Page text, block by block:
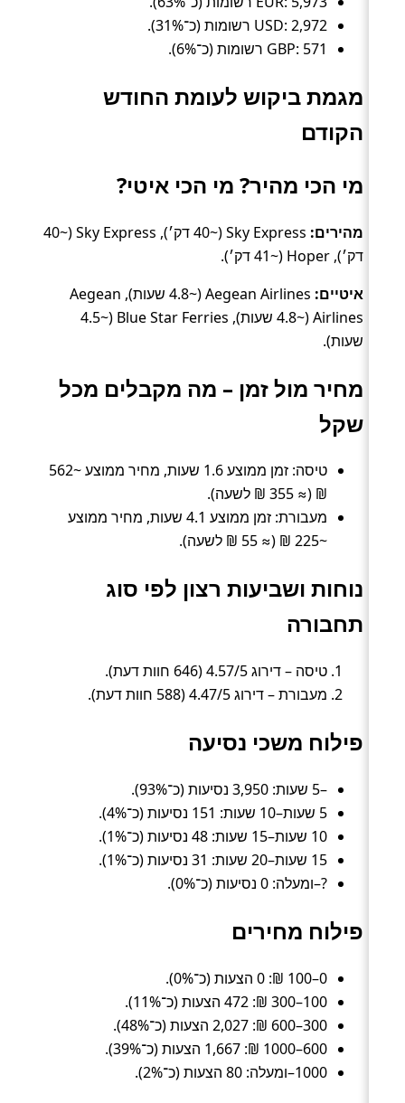
USD: 2,972 רשומות (כ־31%).
GBP: 571 רשומות (כ־6%).
מגמת ביקוש לעומת החודש
הקודם
מי הכי מהיר? מי הכי איטי?
מהירים:
Sky Express (~40 דק׳), Sky Express (~40
דק׳), Hoper (~41 דק׳).
איטיים:
Aegean Airlines (~4.8 שעות), Aegean
Airlines (~4.8 שעות), Blue Star Ferries (~4.5
שעות).
מחיר מול זמן – מה מקבלים מכל
שקל
טיסה: זמן ממוצע 1.6 שעות, מחיר ממוצע ~562
₪ (≈ 355 ₪ לשעה).
מעבורת: זמן ממוצע 4.1 שעות, מחיר ממוצע
~225 ₪ (≈ 55 ₪ לשעה).
נוחות ושביעות רצון לפי סוג
תחבורה
טיסה – דירוג 4.57/5 (646 חוות דעת).
מעבורת – דירוג 4.47/5 (588 חוות דעת).
פילוח משכי נסיעה
–5 שעות: 3,950 נסיעות (כ־93%).
5 שעות–10 שעות: 151 נסיעות (כ־4%).
10 שעות–15 שעות: 48 נסיעות (כ־1%).
15 שעות–20 שעות: 31 נסיעות (כ־1%).
?–ומעלה: 0 נסיעות (כ־0%).
פילוח מחירים
0–100 ₪: 0 הצעות (כ־0%).
100–300 ₪: 472 הצעות (כ־11%).
300–600 ₪: 2,027 הצעות (כ־48%).
600–1000 ₪: 1,667 הצעות (כ־39%).
1000–ומעלה: 80 הצעות (כ־2%).